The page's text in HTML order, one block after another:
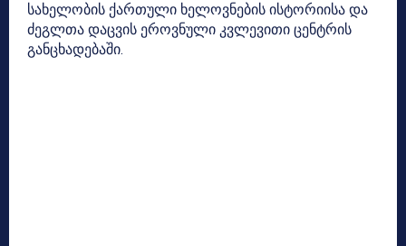
სახელობის ქართული ხელოვნების ისტორიისა და
ძეგლთა დაცვის ეროვნული კვლევითი ცენტრის
განცხადებაში.